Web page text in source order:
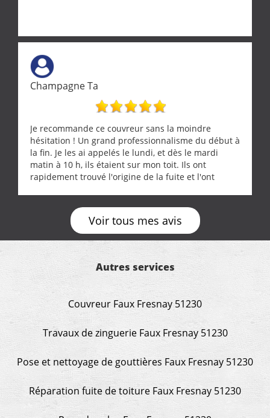
Champagne Ta
Je recommande ce couvreur sans la moindre
hésitation ! Un grand professionnalisme du début à
la fin. Je les ai appelés le lundi, et dès le mardi
matin à 10 h, ils étaient sur mon toit. Ils ont
rapidement trouvé l'origine de la fuite et l'ont
vraiment rassurant de pouvoir compter sur des
artisans aussi professionnels. Merci encore !
Voir tous mes avis
Autres services
Couvreur Faux Fresnay 51230
Travaux de zinguerie Faux Fresnay 51230
Pose et nettoyage de gouttières Faux Fresnay 51230
Réparation fuite de toiture Faux Fresnay 51230